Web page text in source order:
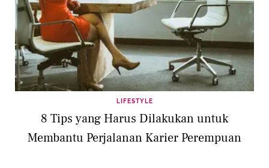
LIFESTYLE
8 Tips yang Harus Dilakukan untuk
Membantu Perjalanan Karier Perempuan